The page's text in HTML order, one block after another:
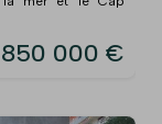
850 000 €